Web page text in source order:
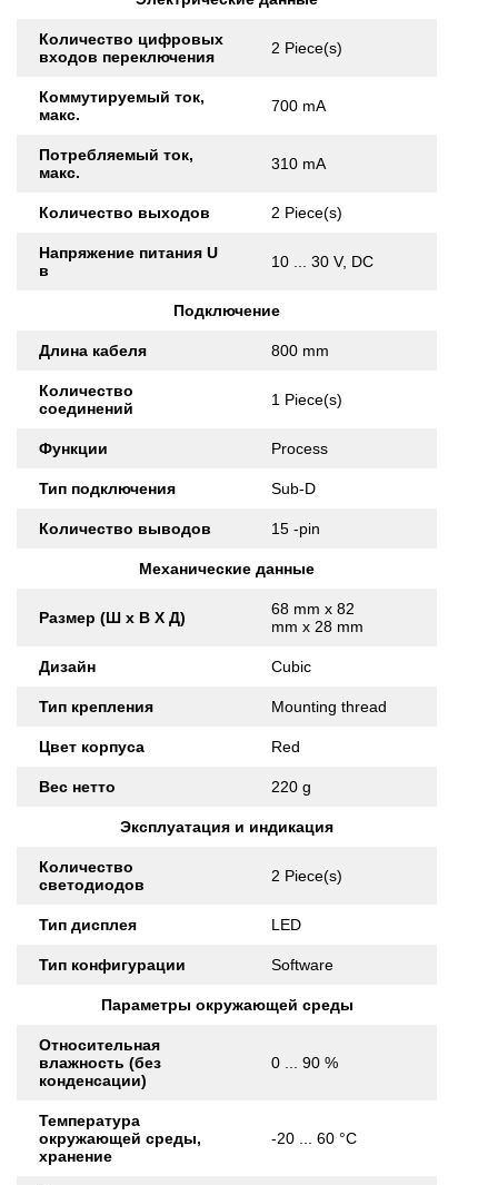
Количество цифровых
входов переключения
2 Piece(s)
Коммутируемый ток,
макс.
700 mA
Потребляемый ток,
макс.
310 mA
Количество выходов 2 Piece(s)
Напряжение питания U
в
10 ... 30 V, DC
Подключение
Длина кабеля 800 mm
Количество
соединений
1 Piece(s)
Функции Process
Тип подключения Sub-D
Количество выводов 15 -pin
Механические данные
Размер (Ш x В X Д)
68 mm x 82
mm x 28 mm
Дизайн Cubic
Тип крепления Mounting thread
Цвет корпуса Red
Вес нетто 220 g
Эксплуатация и индикация
Количество
светодиодов
2 Piece(s)
Тип дисплея LED
Тип конфигурации Software
Параметры окружающей среды
Относительная
влажность (без
конденсации)
0 ... 90 %
Температура
окружающей среды,
хранение
-20 ... 60 °C